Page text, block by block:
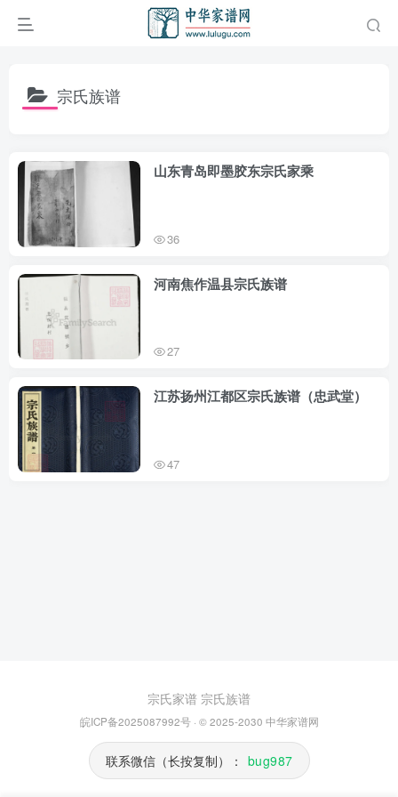
宗氏族谱
山东青岛即墨胶东宗氏家乘
36
河南焦作温县宗氏族谱
27
江苏扬州江都区宗氏族谱（忠武堂）
47
宗氏家谱 宗氏族谱
皖ICP备2025087992号· © 2025-2030 中华家谱网
联系微信（长按复制）： bug987